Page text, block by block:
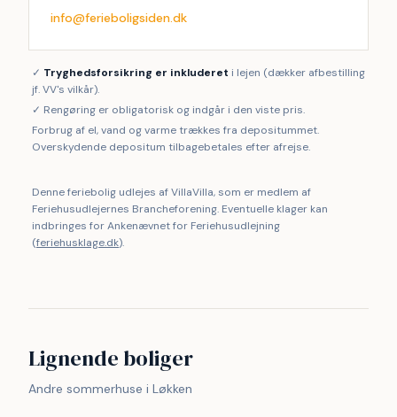
info@ferieboligsiden.dk
✓ Tryghedsforsikring er inkluderet i lejen (dækker afbestilling
jf. VV's vilkår).
✓ Rengøring er obligatorisk og indgår i den viste pris.
Forbrug af el, vand og varme trækkes fra depositummet.
Overskydende depositum tilbagebetales efter afrejse.
Denne feriebolig udlejes af VillaVilla, som er medlem af
Feriehusudlejernes Brancheforening. Eventuelle klager kan
indbringes for Ankenævnet for Feriehusudlejning
(feriehusklage.dk).
Lignende boliger
Andre sommerhuse i Løkken